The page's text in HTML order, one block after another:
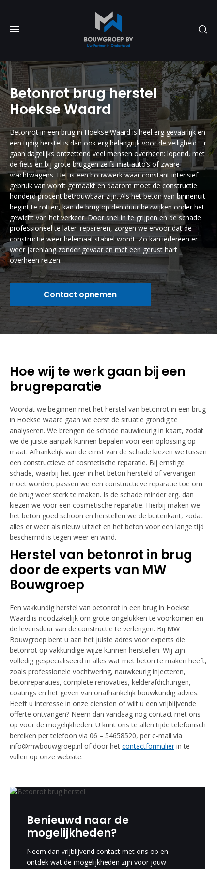
Betonrot brug herstel
Hoekse Waard
Betonrot in een brug in Hoekse Waard is heel erg gevaarlijk en
een tijdig herstel is dan ook erg belangrijk voor de veiligheid. Er
gaan dagelijks ontzettend veel mensen overheen: lopend, met
de fiets en bij grote bruggen zelfs met auto’s of zware
vrachtwagens. Het is een bouwwerk waar constant intensief
gebruik van wordt gemaakt en daarom moet de constructie
honderd procent betrouwbaar zijn. Als het beton van binnenuit
begint te rotten, kan de brug op den duur bezwijken onder het
gewicht van het verkeer. Door snel in te grijpen en de schade
professioneel te laten repareren, zorgen we ervoor dat de
constructie weer helemaal stabiel wordt. Zo kan iedereen er
weer jarenlang zonder gevaar en met een gerust hart
overheen reizen.
Contact opnemen
Hoe wij te werk gaan bij een
brugreparatie
Voordat we beginnen met het herstel van betonrot in een brug
in Hoekse Waard gaan we eerst de situatie grondig te
analyseren. We brengen de schade nauwkeurig in kaart, zodat
we de juiste aanpak kunnen bepalen voor een oplossing op
maat. Afhankelijk van de ernst van de schade kiezen we tussen
een constructieve of cosmetische reparatie. Bij ernstige
schade, waarbij het ijzer in het beton hersteld of vervangen
moet worden, passen we een constructieve reparatie toe om
de brug weer sterk te maken. Is de schade minder erg, dan
kiezen we voor een cosmetische reparatie. Hierbij maken we
het beton goed schoon en herstellen we de buitenkant, zodat
alles er weer als nieuw uitziet en het beton voor een lange tijd
beschermd is tegen weer en wind.
Herstel van betonrot in brug
door de experts van MW
Bouwgroep
Een vakkundig herstel van betonrot in een brug in Hoekse
Waard is noodzakelijk om grote ongelukken te voorkomen en
de levensduur van de constructie te verlengen. Bij MW
Bouwgroep bent u aan het juiste adres voor experts die
betonrot op vakkundige wijze kunnen herstellen. Wij zijn
volledig gespecialiseerd in alles wat met beton te maken heeft,
zoals professionele vochtwering, nauwkeurig injecteren,
betonreparaties, complete renovaties, kelderafdichtingen,
coatings en het geven van onafhankelijk bouwkundig advies.
Heeft u interesse in onze diensten of wilt u een vrijblijvende
offerte ontvangen? Neem dan vandaag nog contact met ons
op voor de mogelijkheden. U kunt ons te allen tijde telefonisch
bereiken per telefoon via 06 – 54658520, per e-mail via
info@mwbouwgroep.nl of door het contactformulierin te
vullen op onze website.
Benieuwd naar de
mogelijkheden?
Neem dan vrijblijvend contact met ons op en
ontdek wat de mogelijkheden zijn voor jouw